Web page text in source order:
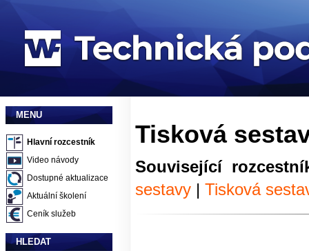
MENU
Hlavní rozcestník
Video návody
Dostupné aktualizace
Aktuální školení
Ceník služeb
HLEDAT
Tisková
Související
sestavy | Tisková